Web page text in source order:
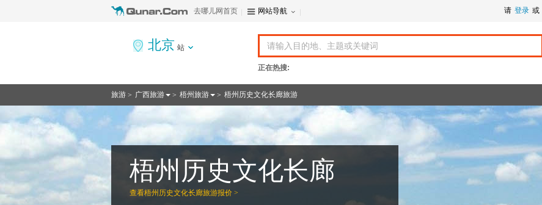
请 登录 或
去哪儿网首页 网站导航
北京 站
正在热搜:
旅游 > 广西旅游 > 梧州旅游 > 梧州历史文化长廊旅游
查看梧州历史文化长廊旅游报价 >
梧州历史文化长廊